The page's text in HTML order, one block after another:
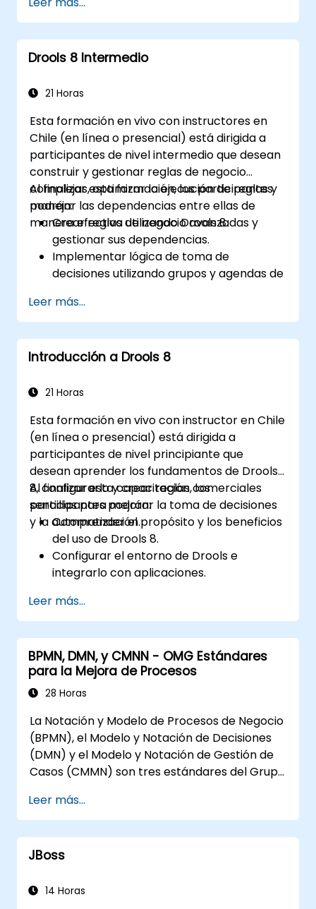
Integrar Drools sin problemas con
aplicaciones empresariales y sistemas
externos.
Implementar mecanismos robustos de
el desarrollo de reglas.
escalables basadas en Drools para
necesidades empresariales.
Drools 8 Intermedio
21 Horas
Esta formación en vivo con instructores en
Chile (en línea o presencial) está dirigida a
participantes de nivel intermedio que desean
construir y gestionar reglas de negocio
complejas, optimizar la ejecución de reglas y
manejar las dependencias entre ellas de
manera efectiva utilizando Drools 8.
Al finalizar esta formación, los participantes
podrán:
Crear reglas de negocio avanzadas y
gestionar sus dependencias.
Implementar lógica de toma de
decisiones utilizando grupos y agendas de
Optimizar el rendimiento de la ejecución
de reglas en Drools.
Utilizar características avanzadas de
Drools Workbench para la gestión de
Integrar Drools con fuentes de datos y
Leer más...
Introducción a Drools 8
21 Horas
Esta formación en vivo con instructor en Chile
(en línea o presencial) está dirigida a
participantes de nivel principiante que
desean aprender los fundamentos de Drools
8, configurarlo y crear reglas comerciales
sencillas para mejorar la toma de decisiones
y la automatización.
Al finalizar esta capacitación, los
participantes podrán:
Comprender el propósito y los beneficios
del uso de Drools 8.
Configurar el entorno de Drools e
integrarlo con aplicaciones.
comerciales simples.
Utilizar Drools Workbench para la gestión
de reglas y tablas de decisión.
Implementar Drools en escenarios del
mundo real para automatizar decisiones.
Leer más...
BPMN, DMN, y CMNN - OMG Estándares
para la Mejora de Procesos
28 Horas
La Notación y Modelo de Procesos de Negocio
(BPMN), el Modelo y Notación de Decisiones
(DMN) y el Modelo y Notación de Gestión de
Casos (CMMN) son tres estándares del Grupo
modelización de procesos, decisiones y casos.
Este curso proporciona una introducción a los
tres e informa sobre cuándo debería
utilizarse cada uno.
Leer más...
JBoss
14 Horas